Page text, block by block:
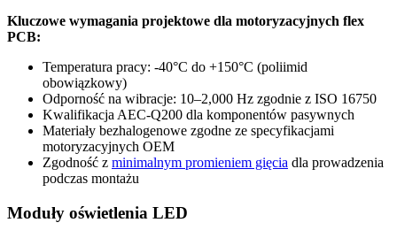
Kluczowe wymagania projektowe dla motoryzacyjnych flex
PCB:
Temperatura pracy: -40°C do +150°C (poliimid
obowiązkowy)
Odporność na wibracje: 10–2,000 Hz zgodnie z ISO 16750
Kwalifikacja AEC-Q200 dla komponentów pasywnych
Materiały bezhalogenowe zgodne ze specyfikacjami
motoryzacyjnych OEM
Zgodność z minimalnym promieniem gięcia dla prowadzenia
podczas montażu
Moduły oświetlenia LED